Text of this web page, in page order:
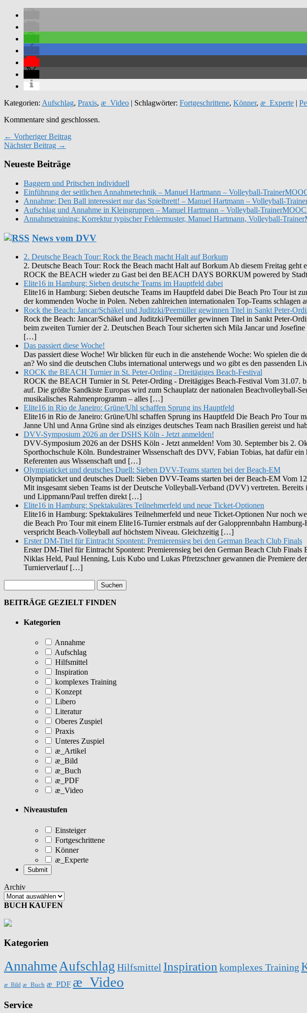
Kategorien: Aufschlag, Praxis, æ_Video | Schlagwörter: Fortgeschrittene, Könner, æ_Experte |
Kommentare sind geschlossen.
← Vorheriger Beitrag
Nächster Beitrag →
Neueste Beiträge
Baggern und Pritschen individuell
Einführung der seitlichen Annahmetechnik – Manuel Hartmann – Volleyball-
Annahme: Den Ball interessiert nur das Spielbrett! – Manuel Hartmann – Volleyball-
Aufschlag und Annahme in Kleingruppen – Manuel Hartmann – Volleyball-TrainerMOOC
Annahmetraining: Korrektur typischer Fehlermuster, Manuel Hartmann, Volleyball-
News vom DVV
2. Deutsche Beach Tour: Rock the Beach macht Halt auf Borkum
2. Deutsche Beach Tour: Rock the Beach macht Halt auf Borkum Ab diesem Freitag
ROCK the BEACH wieder zu Gast bei den BEACH DAYS BORKUM powered by
Elite16 in Hamburg: Sieben deutsche Teams im Hauptfeld dabei
Elite16 in Hamburg: Sieben deutsche Teams im Hauptfeld dabei Die Beach Pro Tour ist
der kommenden Woche in Polen. Neben zahlreichen internationalen Top-Teams
Rock the Beach: Jancar/Schäkel und Juditzki/Peemüller gewinnen Titel in Sankt Peter-
Rock the Beach: Jancar/Schäkel und Juditzki/Peemüller gewinnen Titel in Sankt Peter-
beim zweiten Turnier der 2. Deutschen Beach Tour sicherten sich Mila Jancar und
[…]
Das passiert diese Woche!
Das passiert diese Woche! Wir blicken für euch in die anstehende Woche: Wo spielen
an? Wo sind die deutschen Clubs international unterwegs und wo gibt es den
ROCK the BEACH Turnier in St. Peter-Ording - Dreitägiges Beach-Festival
ROCK the BEACH Turnier in St. Peter-Ording - Dreitägiges Beach-Festival Vom 31.07.
auf. Die größte Sandkiste Europas wird zum Schauplatz der nationalen Beachvolleyball-
musikalisches Rahmenprogramm – alles […]
Elite16 in Rio de Janeiro: Grüne/Uhl schaffen Sprung ins Hauptfeld
Elite16 in Rio de Janeiro: Grüne/Uhl schaffen Sprung ins Hauptfeld Die Beach Pro Tour
Janne Uhl und Anna Grüne sind als einziges deutsches Team nach Brasilien gereist und
DVV-Symposium 2026 an der DSHS Köln - Jetzt anmelden!
DVV-Symposium 2026 an der DSHS Köln - Jetzt anmelden! Vom 30. September bis 2.
Sporthochschule Köln. Bundestrainer Wissenschaft des DVV, Fabian Tobias, hat dafür
Referenten aus Wissenschaft und […]
Olympiaticket und deutsches Duell: Sieben DVV-Teams starten bei der Beach-EM
Olympiaticket und deutsches Duell: Sieben DVV-Teams starten bei der Beach-EM Vom
Mit insgesamt sieben Teams ist der Deutsche Volleyball-Verband (DVV) vertreten.
und Lippmann/Paul treffen direkt […]
Elite16 in Hamburg: Spektakuläres Teilnehmerfeld und neue Ticket-Optionen
Elite16 in Hamburg: Spektakuläres Teilnehmerfeld und neue Ticket-Optionen Nur noch
die Beach Pro Tour mit einem Elite16-Turnier erstmals auf der Galopprennbahn
verspricht Beach-Volleyball auf höchstem Niveau. Gleichzeitig […]
Erster DM-Titel für Eintracht Spontent: Premierensieg bei den German Beach Club Finals
Erster DM-Titel für Eintracht Spontent: Premierensieg bei den German Beach Club
Niklas Held, Paul Henning, Luis Kubo und Lukas Pfretzschner gewannen die Premiere
Turnierverlauf […]
BEITRÄGE GEZIELT FINDEN
Kategorien
Annahme
Aufschlag
Hilfsmittel
Inspiration
komplexes Training
Konzept
Libero
Literatur
Oberes Zuspiel
Praxis
Unteres Zuspiel
æ_Artikel
æ_Bild
æ_Buch
æ_PDF
æ_Video
Niveaustufen
Einsteiger
Fortgeschrittene
Könner
æ_Experte
Archiv
BUCH KAUFEN
Kategorien
Annahme Aufschlag Hilfsmittel Inspiration komplexes Training
æ_Bild æ_Buch æ_PDF æ_Video
Service